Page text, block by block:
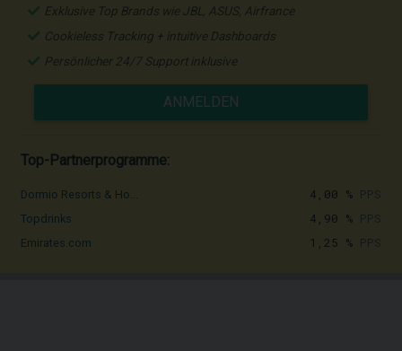
Exklusive Top Brands wie JBL, ASUS, Airfrance
Cookieless Tracking + intuitive Dashboards
Persönlicher 24/7 Support inklusive
ANMELDEN
Top-Partnerprogramme:
Dormio Resorts & Ho... 4,00 %
Topdrinks 4,90 %
Emirates.com 1,25 %